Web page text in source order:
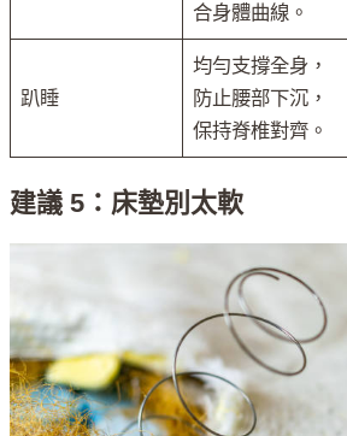
合身體曲線。
趴睡
均勻支撐全身，
防止腰部下沉，
保持脊椎對齊。
建議 5：床墊別太軟